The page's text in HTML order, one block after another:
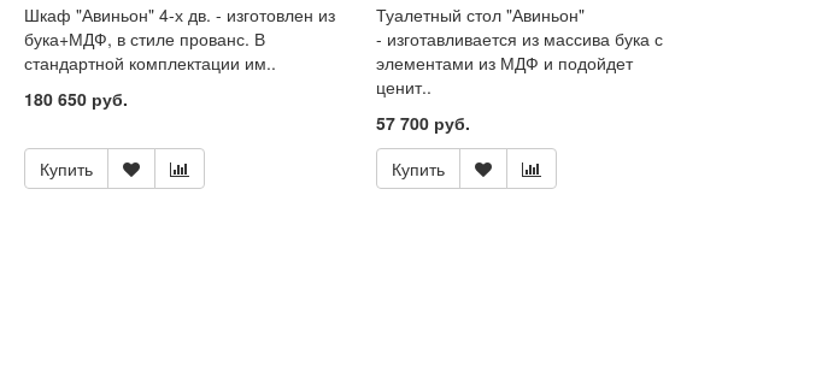
Шкаф "Авиньон" 4-х дв. - изготовлен из
бука+МДФ, в стиле прованс. В
стандартной комплектации им..
180 650 руб.
Купить
Туалетный стол "Авиньон"
- изготавливается из массива бука с
элементами из МДФ и подойдет
ценит..
57 700 руб.
Купить